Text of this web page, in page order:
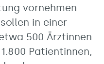
vornehmen
in einer
500 Ärztinnen
Patientinnen,